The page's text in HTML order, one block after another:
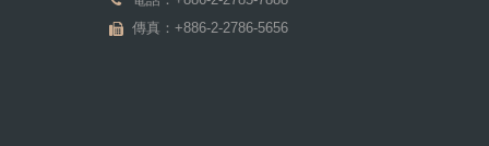
傳真：+886-2-2786-5656